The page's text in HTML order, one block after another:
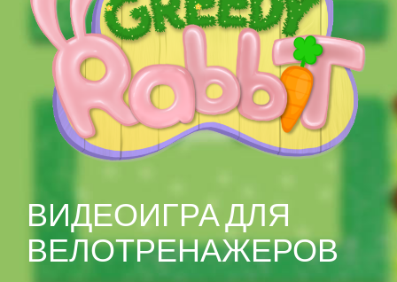
ВИДЕОИГРА ДЛЯ
ВЕЛОТРЕНАЖЕРОВ